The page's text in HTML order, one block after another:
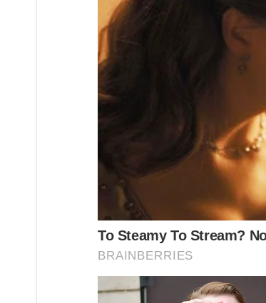
โดยในขั้นตอนแรกนั้นให้เข้าไปในเว็บของกร